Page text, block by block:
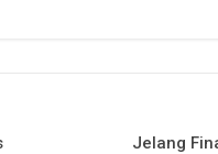
Jelang